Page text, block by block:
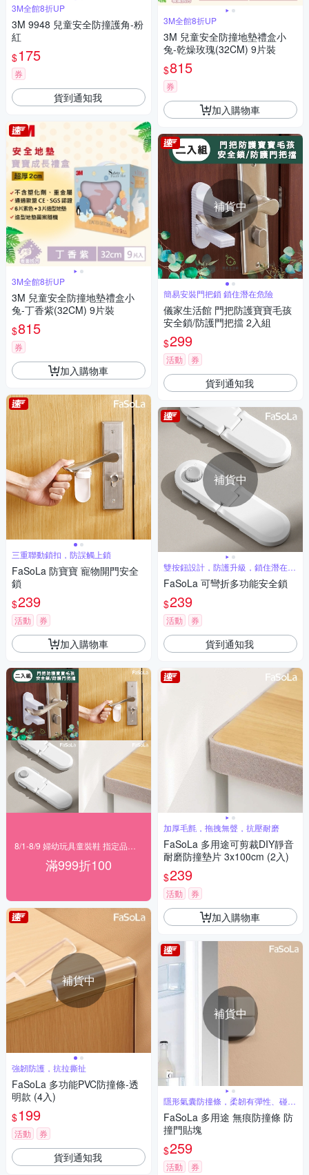
3M全館8折UP
3M 9948 兒童安全防撞護角-粉
紅
$175
券
貨到通知我
3M全館8折UP
3M 兒童安全防撞地墊禮盒小
兔-丁香紫(32CM) 9片裝
$815
券
加入購物車
三重聯動鎖扣，防誤觸上鎖
FaSoLa 防寶寶 寵物開門安全
鎖
$239
活動 券
加入購物車
滿999折100
補貨中
強韌防護，抗拉撕扯
FaSoLa 多功能PVC防撞條-透
明款 (4入)
$199
活動 券
貨到通知我
3M全館8折UP
3M 兒童安全防撞地墊禮盒小
兔-乾燥玫瑰(32CM) 9片裝
$815
券
加入購物車
補貨中
簡易安裝門把鎖 鎖住潛在危險
儀家生活館 門把防護寶寶毛孩
安全鎖/防護門把擋 2入組
$299
活動 券
貨到通知我
補貨中
雙按鈕設計，防護升級，鎖住潛在危
險
FaSoLa 可彎折多功能安全鎖
$239
活動 券
貨到通知我
加厚毛氈，拖拽無聲，抗壓耐磨
FaSoLa 多用途可剪裁DIY靜音
耐磨防撞墊片 3x100cm (2入)
$239
活動 券
加入購物車
補貨中
隱形氣囊防撞條，柔韌有彈性、碰撞
快速回彈
FaSoLa 多用途 無痕防撞條 防
撞門貼塊
$259
活動 券